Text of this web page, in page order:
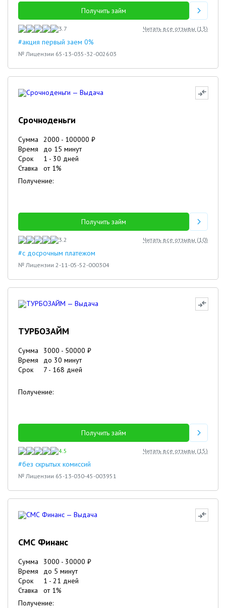
Получить займ
3.7 Читать все отзывы (13)
#акция первый заем 0%
№ Лицензии 65-13-035-32-002603
Срочноденьги
Сумма 2000 - 100000 ₽
Время
до 15 минут
Срок
1 - 30 дней
Ставка
от 1%
Получение:
Получить займ
3.2 Читать все отзывы (10)
#с досрочным платежом
№ Лицензии 2-11-05-52-000304
ТУРБОЗАЙМ
Сумма 3000 - 50000 ₽
Время
до 30 минут
Срок
7 - 168 дней
Получение:
Получить займ
4.5 Читать все отзывы (15)
#без скрытых комиссий
№ Лицензии 65-13-030-45-003951
СМС Финанс
Сумма 3000 - 30000 ₽
Время
до 5 минут
Срок
1 - 21 дней
Ставка
от 1%
Получение: